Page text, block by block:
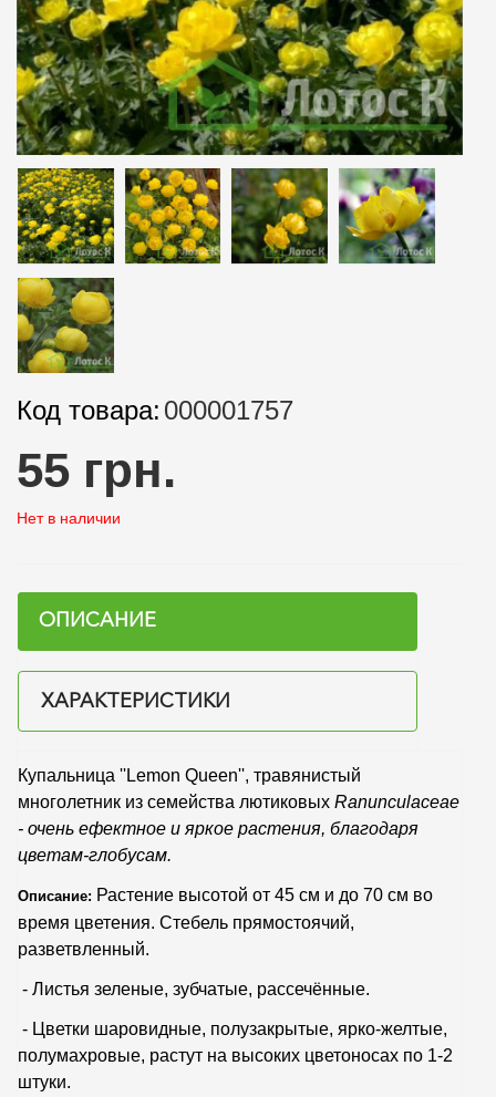
Код товара: 000001757
55 грн.
Нет в наличии
ОПИСАНИЕ
ХАРАКТЕРИСТИКИ
Купальница ''Lemon Queen'', травянистый
многолетник из семейства лютиковых Ranunculaceae
- очень ефектное и яркое растения, благодаря
цветам-глобусам.
Описание: Растение высотой от 45 см и до 70 см во
время цветения. Стебель прямостоячий,
разветвленный.
- Листья зеленые, зубчатые, рассечённые.
- Цветки шаровидные, полузакрытые, ярко-желтые,
полумахровые, растут на высоких цветоносах по 1-2
штуки.